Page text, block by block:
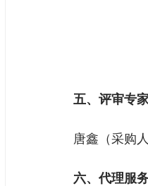
五、评审专
唐鑫（采购
六、代理服